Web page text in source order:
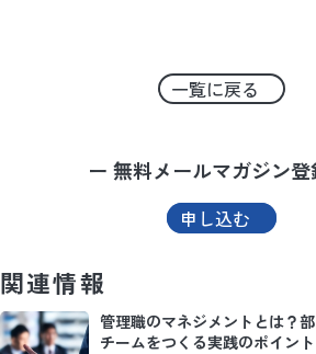
一覧に戻る
ー 無料メールマガジン登
申し込む
関連情報
管理職のマネジメントとは？
チームをつくる実践のポイント